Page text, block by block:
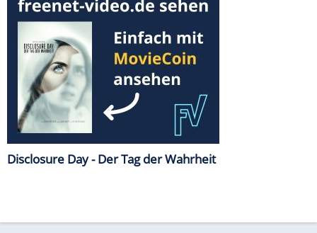
Disclosure Day - Der Tag der Wahrheit